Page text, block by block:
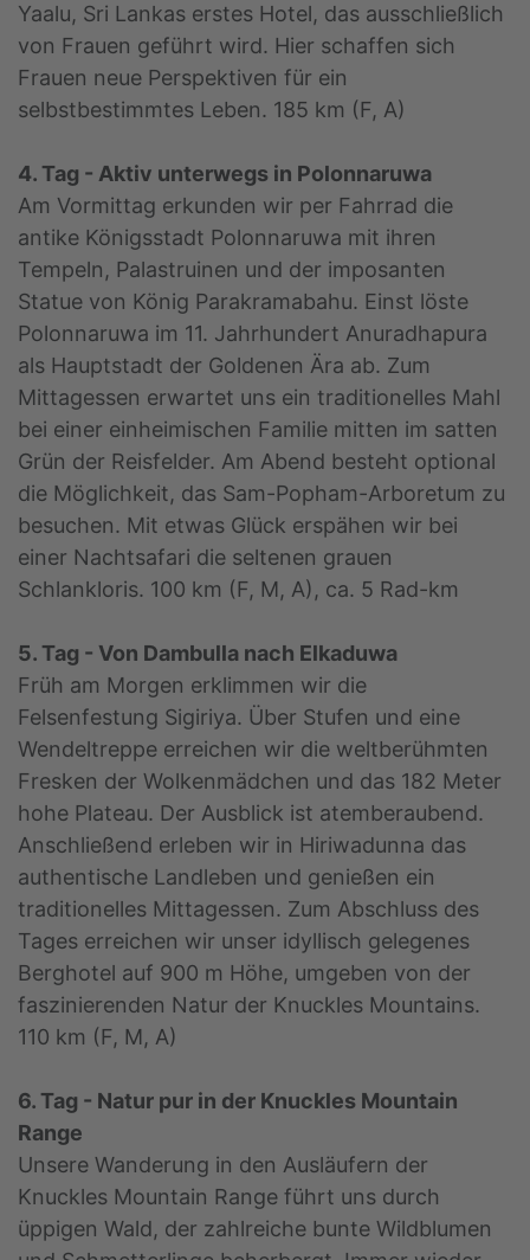
Yaalu, Sri Lankas erstes Hotel, das ausschließlich
von Frauen geführt wird. Hier schaffen sich
Frauen neue Perspektiven für ein
selbstbestimmtes Leben. 185 km (F, A)
4. Tag - Aktiv unterwegs in Polonnaruwa
Am Vormittag erkunden wir per Fahrrad die
antike Königsstadt Polonnaruwa mit ihren
Tempeln, Palastruinen und der imposanten
Statue von König Parakramabahu. Einst löste
Polonnaruwa im 11. Jahrhundert Anuradhapura
als Hauptstadt der Goldenen Ära ab. Zum
Mittagessen erwartet uns ein traditionelles Mahl
bei einer einheimischen Familie mitten im satten
Grün der Reisfelder. Am Abend besteht optional
die Möglichkeit, das Sam-Popham-Arboretum zu
besuchen. Mit etwas Glück erspähen wir bei
einer Nachtsafari die seltenen grauen
Schlankloris. 100 km (F, M, A), ca. 5 Rad-km
5. Tag - Von Dambulla nach Elkaduwa
Früh am Morgen erklimmen wir die
Felsenfestung Sigiriya. Über Stufen und eine
Wendeltreppe erreichen wir die weltberühmten
Fresken der Wolkenmädchen und das 182 Meter
hohe Plateau. Der Ausblick ist atemberaubend.
Anschließend erleben wir in Hiriwadunna das
authentische Landleben und genießen ein
traditionelles Mittagessen. Zum Abschluss des
Tages erreichen wir unser idyllisch gelegenes
Berghotel auf 900 m Höhe, umgeben von der
faszinierenden Natur der Knuckles Mountains.
110 km (F, M, A)
6. Tag - Natur pur in der Knuckles Mountain
Range
Unsere Wanderung in den Ausläufern der
Knuckles Mountain Range führt uns durch
üppigen Wald, der zahlreiche bunte Wildblumen